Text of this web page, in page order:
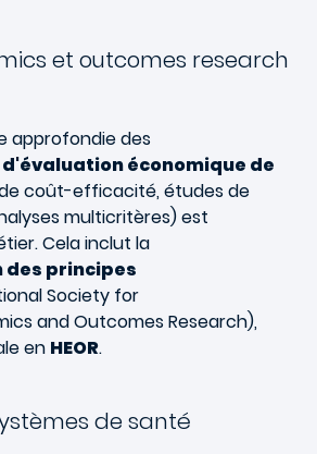
et outcomes research
approfondie des
économique de
coût-efficacité, études de
multicritères) est
Cela inclut la
des principes
Society for
and Outcomes Research),
en HEOR.
de santé